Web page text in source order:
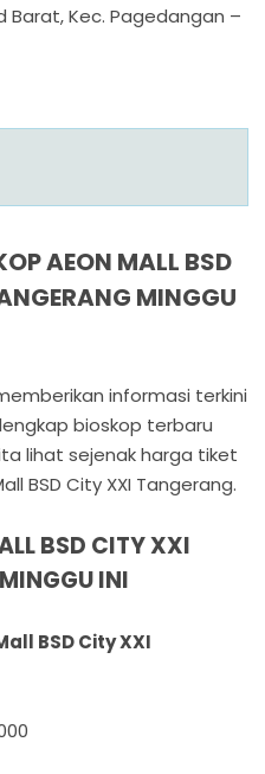
Barat, Kec. Pagedangan –
AEON MALL BSD
MINGGU
informasi terkini
bioskop terbaru
lihat sejenak harga tiket
BSD City XXI Tangerang.
BSD CITY XXI
INI
BSD City XXI